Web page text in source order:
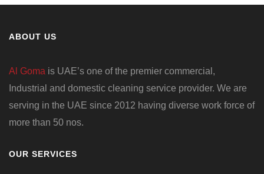
ABOUT US
Al Goma is UAE’s one of the premier commercial,
Industrial and domestic cleaning service provider. We are
serving in the UAE since 2012 having diverse work force of
more than 50 nos.
OUR SERVICES